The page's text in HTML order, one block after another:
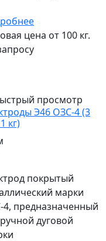
цена от 100 кг.
просмотр
Э46 ОЗС-4 (3
кг)
покрытый
марки
4, предназначенный
дуговой